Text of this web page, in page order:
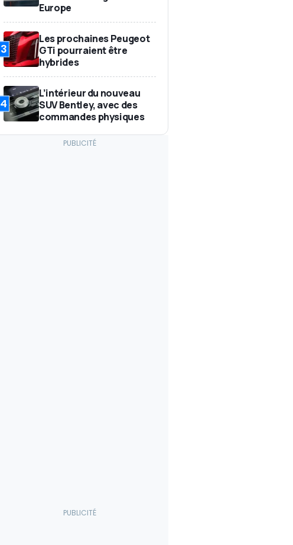
Europe
3
Les prochaines Peugeot
GTi pourraient être
hybrides
4
L’intérieur du nouveau
SUV Bentley, avec des
commandes physiques